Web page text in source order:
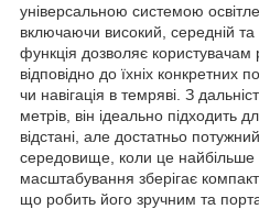
універсальною системою
включаючи високий, середній
функція дозволяє користувачам
відповідно до їхніх конкретних
чи навігація в темряві. З
метрів, він ідеально підходить
відстані, але достатньо
середовище, коли це найбільше
масштабування зберігає
що робить його зручним та